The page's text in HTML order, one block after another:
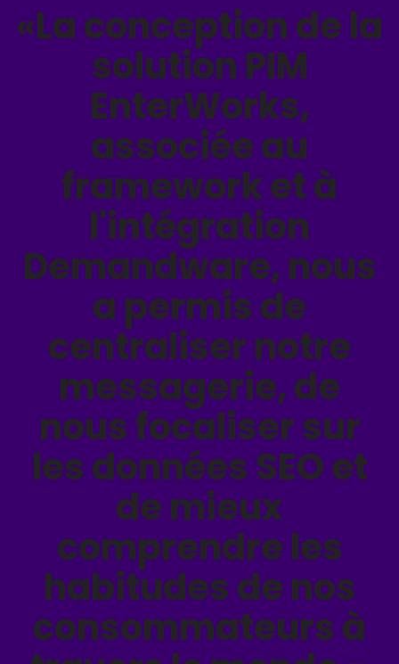
«La conception de la
solution PIM
EnterWorks,
associée au
framework et à
l'intégration
Demandware, nous
a permis de
centraliser notre
messagerie, de
nous focaliser sur
les données SEO et
de mieux
comprendre les
habitudes de nos
consommateurs à